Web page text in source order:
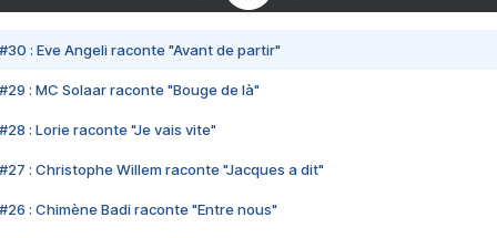
#30 : Eve Angeli raconte "Avant de partir"
#29 : MC Solaar raconte "Bouge de là"
#28 : Lorie raconte "Je vais vite"
#27 : Christophe Willem raconte "Jacques a dit"
#26 : Chimène Badi raconte "Entre nous"